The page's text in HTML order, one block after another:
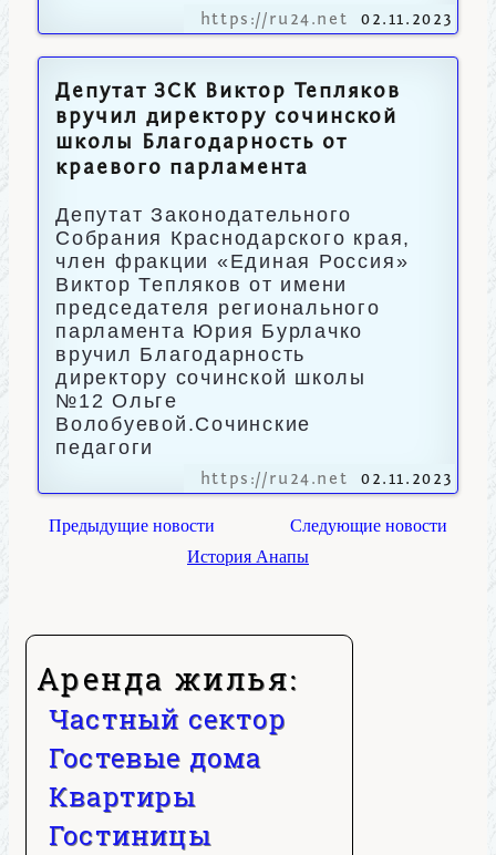
Аренда жилья:
Частный сектор
Гостевые дома
Квартиры
Гостиницы
https://ru24.net 02.11.2023
Депутат ЗСК Виктор Тепляков
вручил директору сочинской
школы Благодарность от
краевого парламента
Депутат Законодательного
Собрания Краснодарского края,
член фракции «Единая Россия»
Виктор Тепляков от имени
председателя регионального
парламента Юрия Бурлачко
вручил Благодарность
директору сочинской школы
№12 Ольге
Волобуевой.Сочинские
педагоги
https://ru24.net 02.11.2023
Предыдущие новости
Следующие новости
История Анапы